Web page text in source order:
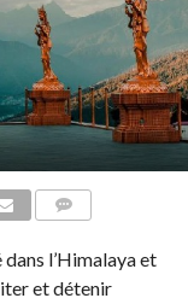
l’Himalaya et
et détenir